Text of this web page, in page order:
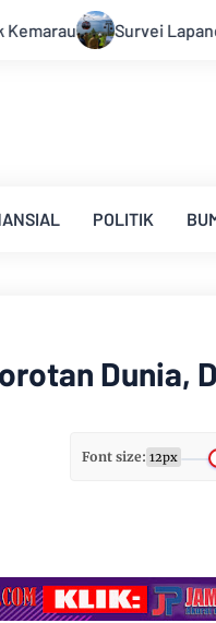
Car Danau Toba Masih
POLITIK
Dunia,
Font size: 12px